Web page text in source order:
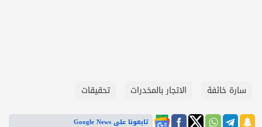
سارة خائفة الاتجار بالمخدرات تحقيقات
تابعونا على Google News